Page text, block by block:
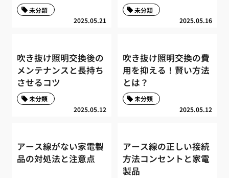
2025.05.21
未分類
2025.05.16
未分類
吹き抜け照明交換後の
メンテナンスと長持ち
させるコツ
2025.05.12
未分類
吹き抜け照明交換の費
用を抑える！賢い方法
とは？
2025.05.12
未分類
アース線がない家電製
品の対処法と注意点
アース線の正しい接続
方法コンセントと家電
製品